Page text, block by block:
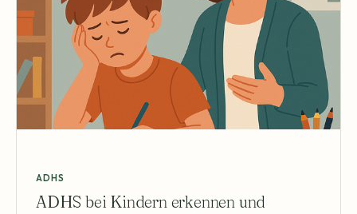
ADHS
ADHS bei Kindern erkennen und